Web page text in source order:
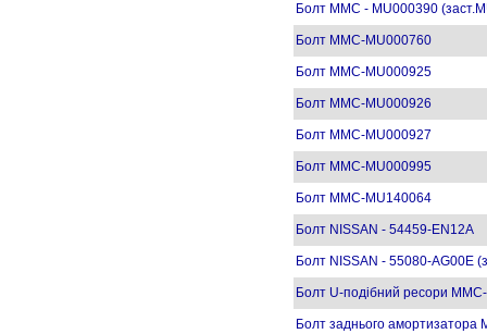
Болт MMC - MU000390
Болт MMC-MU000760
Болт MMC-MU000925
Болт MMC-MU000926
Болт MMC-MU000927
Болт MMC-MU000995
Болт MMC-MU140064
Болт NISSAN - 54459-EN12A
Болт NISSAN - 55080-AG00E
Болт U-подібний ресори
Болт заднього амортизатора